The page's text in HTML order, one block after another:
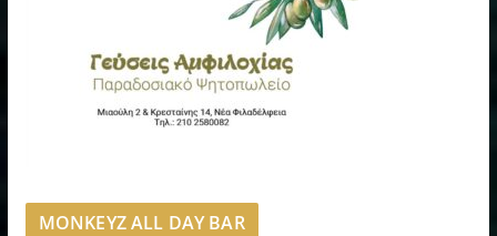
MONKEYZ ALL DAY BAR